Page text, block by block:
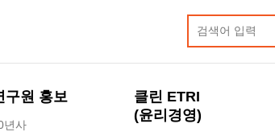
구원 홍보
년사
클린 ETRI
(윤리경영)